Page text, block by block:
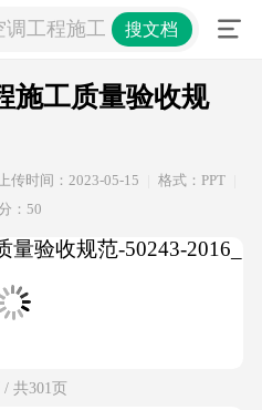
调工程施工质量验收规范-
搜文档
施工质量验收规
上传时间：2023-05-15
格式：PPT
：50
/ 共301页